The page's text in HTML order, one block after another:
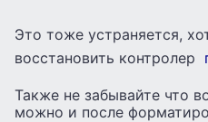
Это тоже устраняется,
восстановить контролер
Также не забывайте что
можно и после